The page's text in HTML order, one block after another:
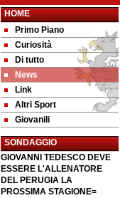
HOME
Primo Piano
Curiosità
Di tutto
News
Link
Altri Sport
Giovanili
SONDAGGIO
GIOVANNI TEDESCO DEVE
ESSERE L'ALLENATORE
DEL PERUGIA LA
PROSSIMA STAGIONE=